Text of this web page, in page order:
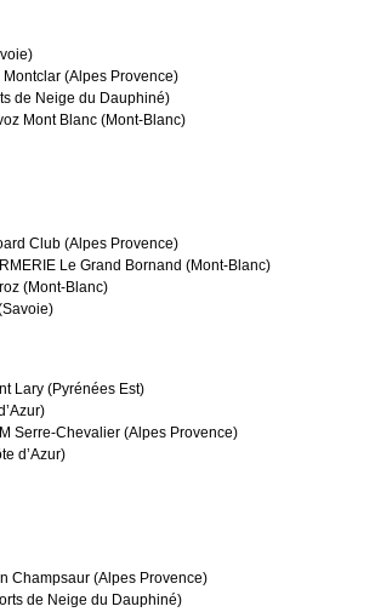
(Alpes Provence)
de Neige du Dauphiné)
Mont Blanc (Mont-Blanc)
Club (Alpes Provence)
Le Grand Bornand (Mont-Blanc)
(Mont-Blanc)
Lary (Pyrénées Est)
Serre-Chevalier (Alpes Provence)
d’Azur)
Champsaur (Alpes Provence)
de Neige du Dauphiné)